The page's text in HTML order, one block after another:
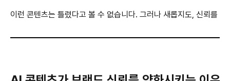
이런 콘텐츠는 틀렸다고 볼 수 없습니다. 그러나 새롭지도, 신뢰를 주